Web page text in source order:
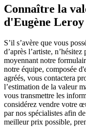
Connaître la
d'Eugène Leroy
S’il s’avère que vous
d’après l’artiste,
moyennant notre
notre équipe, composée
agréés, vous contactera
l’estimation de la valeur
vous transmettre les
considérez vendre votre
par nos spécialistes afin
meilleur prix possible,